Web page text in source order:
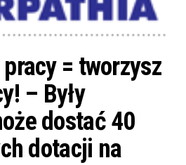
= tworzysz
– Były
dostać 40
dotacji na